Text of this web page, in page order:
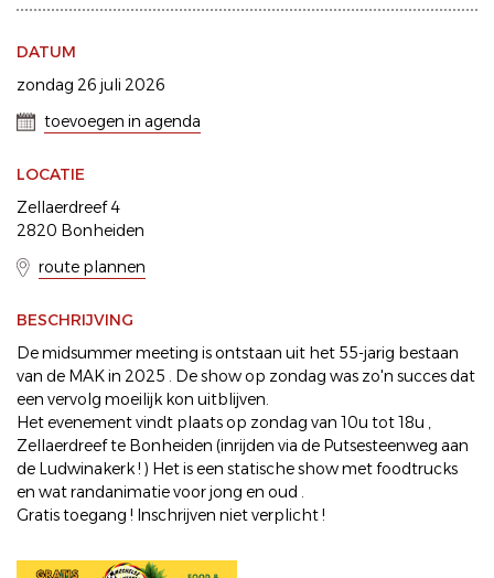
DATUM
zondag 26 juli 2026
toevoegen in agenda
LOCATIE
Zellaerdreef 4
2820 Bonheiden
route plannen
BESCHRIJVING
De midsummer meeting is ontstaan uit het 55-jarig bestaan
van de MAK in 2025 . De show op zondag was zo'n succes dat
een vervolg moeilijk kon uitblijven.
Het evenement vindt plaats op zondag van 10u tot 18u ,
Zellaerdreef te Bonheiden (inrijden via de Putsesteenweg aan
de Ludwinakerk ! ) Het is een statische show met foodtrucks
en wat randanimatie voor jong en oud .
Gratis toegang ! Inschrijven niet verplicht !